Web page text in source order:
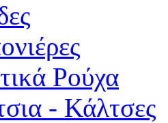
Ρούχα
- Κάλτσες